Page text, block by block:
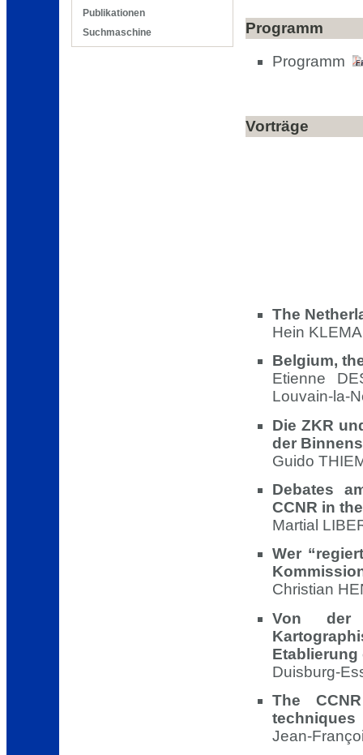
Publikationen
Suchmaschine
Programm
Programm
Vorträge
The
Hein
Belgium,
Etienne
Louvain-la-
Die ZKR
der
Guido
Debates
CCNR in
Martial
Wer
Christian
Von der
Etablierung
Duisburg-
The
techniques
Jean-